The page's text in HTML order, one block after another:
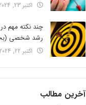
اکتبر 23, 2024
چند نکته مهم
رشد شخصی
اکتبر 22, 2024
آخرین مطالب